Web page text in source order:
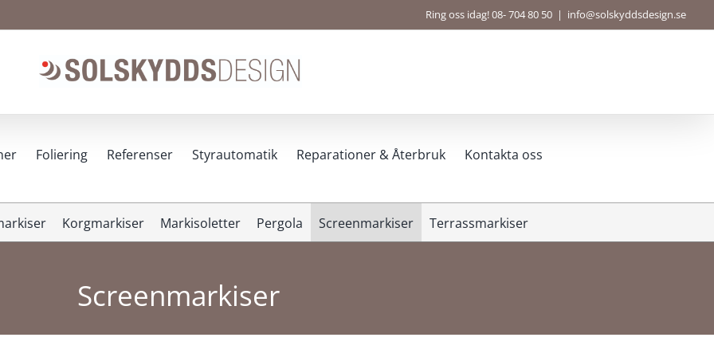
Korgmarkiser Markisoletter Pergola Screenmarkiser Terrassmarkiser
Ring oss idag! 08- 704 80 50 | info@solskyddsdesign.se
Foliering Referenser Styrautomatik Reparationer & Återbruk Kontakta oss
Screenmarkiser